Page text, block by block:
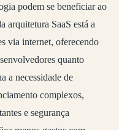
podem se beneficiar ao
arquitetura SaaS está a
via internet, oferecendo
quanto
a necessidade de
complexos,
e segurança